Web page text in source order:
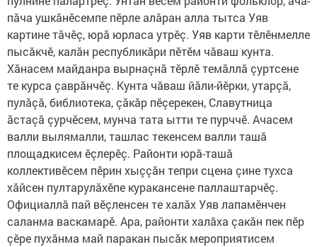
пăча ушкăнӗсемпе пӗрле алăран алла тытса Уяв
картине тăчӗç, юрă юрласа утрӗç. Уяв карти тӗлӗнмелле
пысăкчӗ, калăн республикăри пӗтӗм чăваш кунта.
Хăнасем майданра вырнаçнă тӗрлӗ темăллă çуртсене
те курса çаврăнчӗç. Кунта чăваш йăли-йӗрки, утарçă,
пулăçă, библиотека, çăкăр пӗçерекен, Славутница
ăстаçă çурчӗсем, мунча тата ытти те пурччӗ. Ачасем
валли вылямалли, ташлас текенсем валли ташă
площадкисем ӗçлерӗç. Районти юрă-ташă
коллективӗсем пӗрин хыççăн тепри сцена çине тухса
хăйсен пултарулăхӗпе куракансене паллаштарчӗç.
Официаллă пай вӗçленсен те халăх Уяв лапамӗнчен
саланма васкамарӗ. Ара, районти халăха çакăн пек пӗр
çӗре пухăнма май паракан пысăк мероприятисем